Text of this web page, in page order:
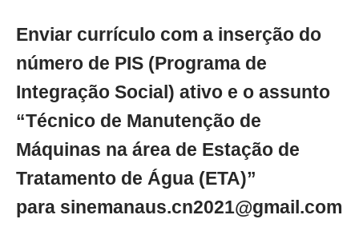
Enviar currículo com a inserção do
número de PIS (Programa de
Integração Social) ativo e o assunto
“Técnico de Manutenção de
Máquinas na área de Estação de
Tratamento de Água (ETA)”
para sinemanaus.cn2021@gmail.com